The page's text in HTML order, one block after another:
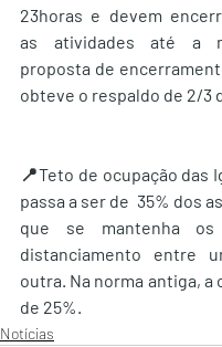
23horas e devem
as atividades até a
proposta de
obteve o respaldo de 2/3
📍Teto de ocupação das
passa a ser de  35% dos
que se mantenha
distanciamento entre
outra. Na norma antiga, a
de 25%.
Notícias